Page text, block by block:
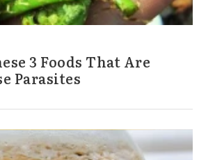
3 Foods That Are
Parasites